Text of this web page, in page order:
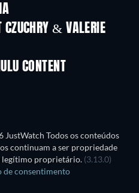
CZUCHRY & VALERIE
CONTENT
JustWatch Todos os conteúdos
continuam a ser propriedade
legítimo proprietário. (3.13.0)
de consentimento